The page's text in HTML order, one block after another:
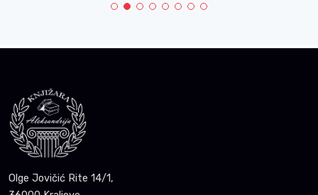
Olge Jovičić Rite 14/1,